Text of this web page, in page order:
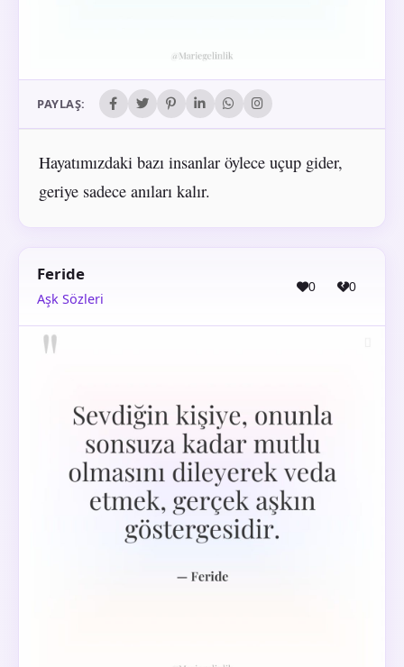
PAYLAŞ:
Hayatımızdaki bazı insanlar öylece uçup gider,
geriye sadece anıları kalır.
Feride
Aşk Sözleri
0 0